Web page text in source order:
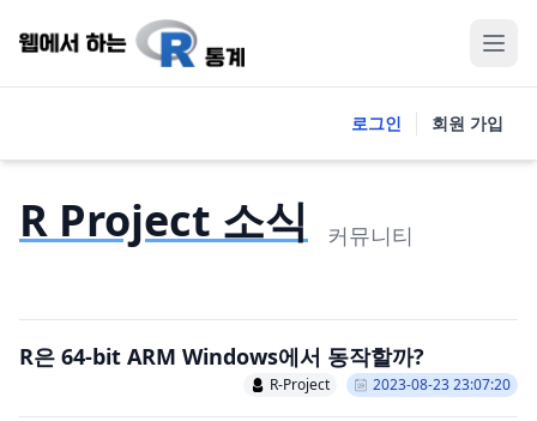
로그인 회원 가입
R Project 소식 커뮤니티
R은 64-bit ARM Windows에서 동작할까?
R-Project 2023-08-23 23:07:20